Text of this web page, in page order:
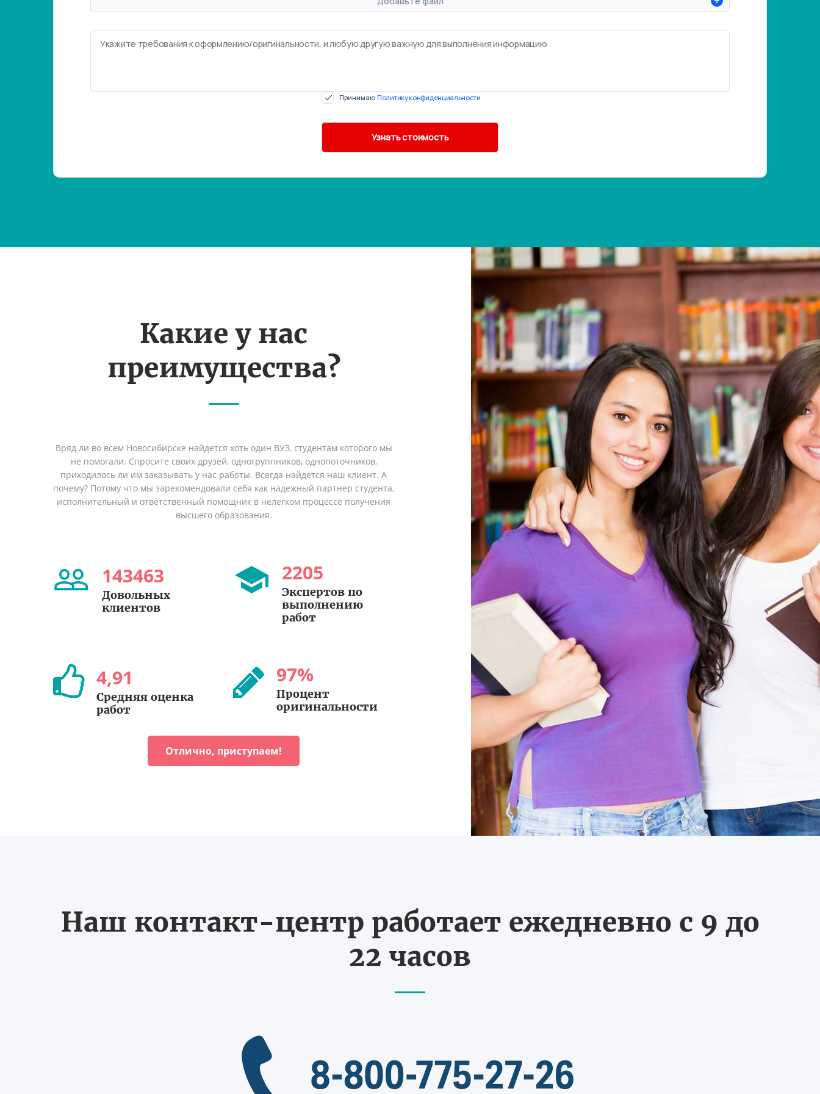
Принимаю Политику конфиденциальности
Какие у нас
преимущества?
Вряд ли во всем Новосибирске найдется хоть один ВУЗ, студентам которого мы
не помогали. Спросите своих друзей, одногруппников, однопоточников,
приходилось ли им заказывать у нас работы. Всегда найдется наш клиент. А
почему? Потому что мы зарекомендовали себя как надежный партнер студента,
исполнительный и ответственный помощник в нелегком процессе получения
высшего образования.
143463
Довольных
клиентов
2205
Экспертов по
выполнению
работ
4,91
Средняя оценка
работ
97%
Процент
оригинальности
Отлично, приступаем!
Наш контакт-центр работает ежедневно с 9 до
22 часов